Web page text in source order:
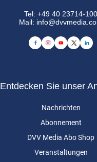
Tel:+49 40 23714-100
Mail:
Entdecken Sie unser
Nachrichten
Abonnement
DVV Media Abo Shop
Veranstaltungen